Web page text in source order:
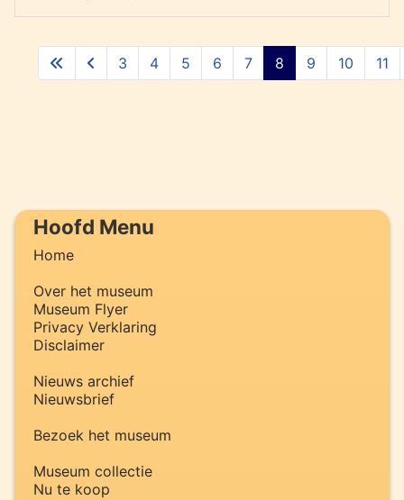
Hoofd Menu
Home
Over het museum
Museum Flyer
Privacy Verklaring
Disclaimer
Nieuws archief
Nieuwsbrief
Bezoek het museum
Museum collectie
Nu te koop
3 4 5 6 7 8 9 10 11